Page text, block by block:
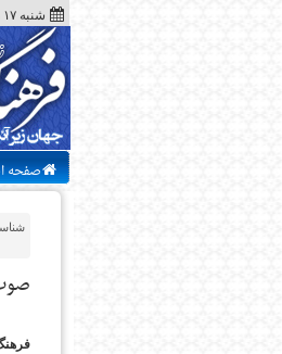
شنبه ۱۷ مرداد ۰۵ - ۱۴:۲۰
صفحه
شناسهٔ